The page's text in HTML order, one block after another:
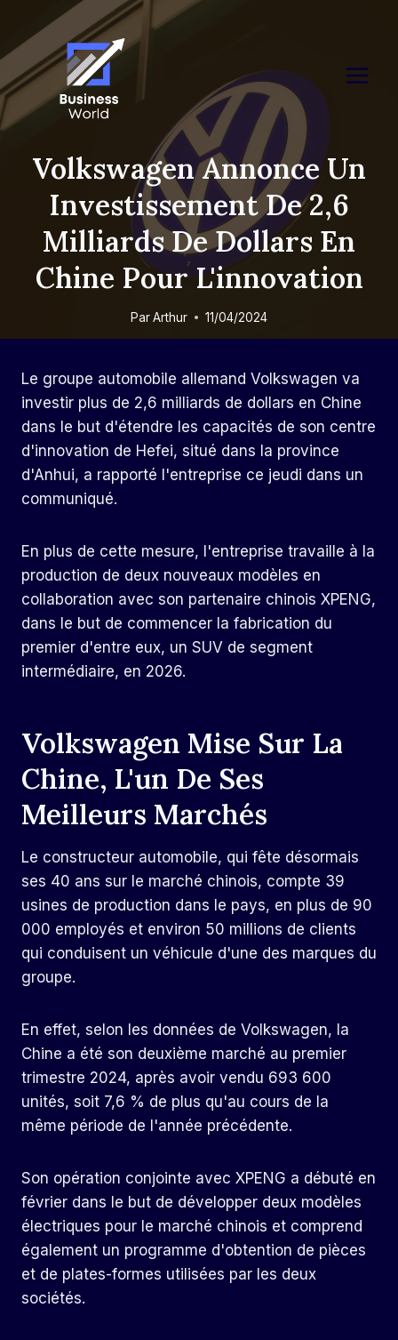
content
Volkswagen Annonce Un
Investissement De 2,6
Milliards De Dollars En
Chine Pour L'innovation
ParArthur 11/04/2024
Le groupe automobile allemand Volkswagen va
investir plus de 2,6 milliards de dollars en Chine
dans le but d'étendre les capacités de son centre
d'innovation de Hefei, situé dans la province
d'Anhui, a rapporté l'entreprise ce jeudi dans un
communiqué.
En plus de cette mesure, l'entreprise travaille à la
production de deux nouveaux modèles en
collaboration avec son partenaire chinois XPENG,
dans le but de commencer la fabrication du
premier d'entre eux, un SUV de segment
intermédiaire, en 2026.
Volkswagen Mise Sur La
Chine, L'un De Ses
Meilleurs Marchés
Le constructeur automobile, qui fête désormais
ses 40 ans sur le marché chinois, compte 39
usines de production dans le pays, en plus de 90
000 employés et environ 50 millions de clients
qui conduisent un véhicule d'une des marques du
groupe.
En effet, selon les données de Volkswagen, la
Chine a été son deuxième marché au premier
trimestre 2024, après avoir vendu 693 600
unités, soit 7,6 % de plus qu'au cours de la
même période de l'année précédente.
Son opération conjointe avec XPENG a débuté en
février dans le but de développer deux modèles
électriques pour le marché chinois et comprend
également un programme d'obtention de pièces
et de plates-formes utilisées par les deux
sociétés.